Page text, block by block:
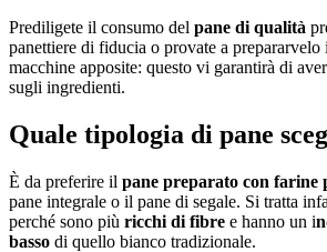
Prediligete il consumo del pane di qualità
panettiere di fiducia o provate a prepararvelo
macchine apposite: questo vi garantirà di
sugli ingredienti.
Quale tipologia di pane
È da preferire il pane preparato con farine
pane integrale o il pane di segale. Si tratta
perché sono più ricchi di fibre e hanno un i
basso di quello bianco tradizionale.